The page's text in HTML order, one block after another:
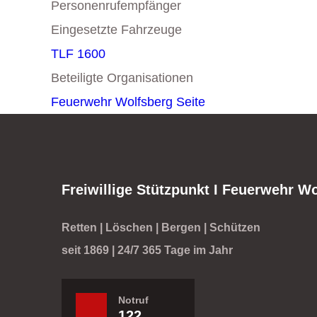
Personenrufempfänger
Eingesetzte Fahrzeuge
TLF 1600
Beteiligte Organisationen
Feuerwehr Wolfsberg Seite
Freiwillige Stützpunkt I Feuerwehr
Retten | Löschen | Bergen | Schützen
seit 1869 | 24/7 365 Tage im Jahr
Notruf